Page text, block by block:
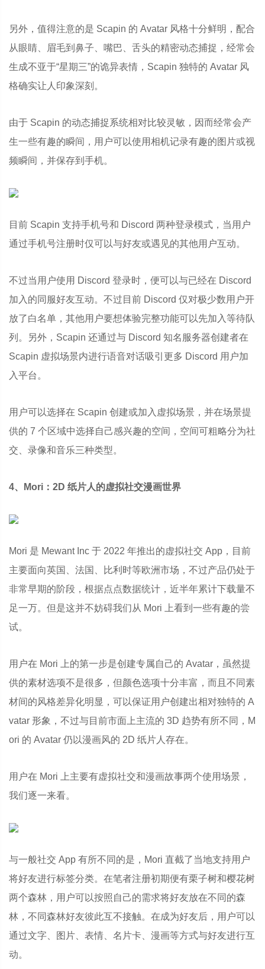
另外，值得注意的是 Scapin 的 Avatar 风格十分鲜明，配合
从眼睛、眉毛到鼻子、嘴巴、舌头的精密动态捕捉，经常会
生成不亚于“星期三”的诡异表情，Scapin 独特的 Avatar 风
格确实让人印象深刻。
由于 Scapin 的动态捕捉系统相对比较灵敏，因而经常会产
生一些有趣的瞬间，用户可以使用相机记录有趣的图片或视
频瞬间，并保存到手机。
目前 Scapin 支持手机号和 Discord 两种登录模式，当用户
通过手机号注册时仅可以与好友或遇见的其他用户互动。
不过当用户使用 Discord 登录时，便可以与已经在 Discord
加入的同服好友互动。不过目前 Discord 仅对极少数用户开
放了白名单，其他用户要想体验完整功能可以先加入等待队
列。另外，Scapin 还通过与 Discord 知名服务器创建者在
Scapin 虚拟场景内进行语音对话吸引更多 Discord 用户加
入平台。
用户可以选择在 Scapin 创建或加入虚拟场景，并在场景提
供的 7 个区域中选择自己感兴趣的空间，空间可粗略分为社
交、录像和音乐三种类型。
4、Mori：2D 纸片人的虚拟社交漫画世界
Mori 是 Mewant Inc 于 2022 年推出的虚拟社交 App，目前
主要面向英国、法国、比利时等欧洲市场，不过产品仍处于
非常早期的阶段，根据点点数据统计，近半年累计下载量不
足一万。但是这并不妨碍我们从 Mori 上看到一些有趣的尝
试。
用户在 Mori 上的第一步是创建专属自己的 Avatar，虽然提
供的素材选项不是很多，但颜色选项十分丰富，而且不同素
材间的风格差异化明显，可以保证用户创建出相对独特的 A
vatar 形象，不过与目前市面上主流的 3D 趋势有所不同，M
ori 的 Avatar 仍以漫画风的 2D 纸片人存在。
用户在 Mori 上主要有虚拟社交和漫画故事两个使用场景，
我们逐一来看。
与一般社交 App 有所不同的是，Mori 直截了当地支持用户
将好友进行标签分类。在笔者注册初期便有栗子树和樱花树
两个森林，用户可以按照自己的需求将好友放在不同的森
林，不同森林好友彼此互不接触。在成为好友后，用户可以
通过文字、图片、表情、名片卡、漫画等方式与好友进行互
动。